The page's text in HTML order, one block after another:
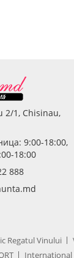
2/1, Chisinau,
9:00-18:00,
18:00
888
Regatul Vinului
International